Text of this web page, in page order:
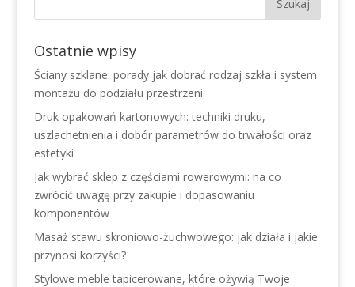
Ostatnie wpisy
Ściany szklane: porady jak dobrać rodzaj szkła i system
montażu do podziału przestrzeni
Druk opakowań kartonowych: techniki druku,
uszlachetnienia i dobór parametrów do trwałości oraz
estetyki
Jak wybrać sklep z częściami rowerowymi: na co
zwrócić uwagę przy zakupie i dopasowaniu
komponentów
Masaż stawu skroniowo-żuchwowego: jak działa i jakie
przynosi korzyści?
Stylowe meble tapicerowane, które ożywią Twoje